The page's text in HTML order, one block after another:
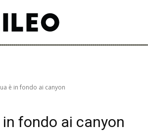
è in fondo ai canyon
in fondo ai canyon